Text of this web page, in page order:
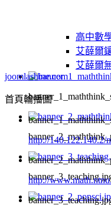
高中數
艾薛爾
艾薛爾
joomlashine.com
首頁輪播圖
http://140.122.140.2/
http://